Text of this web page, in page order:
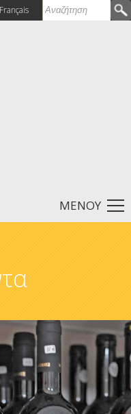
Φόρμα
Αναζήτηση
Français
ΜΕΝΟΥ